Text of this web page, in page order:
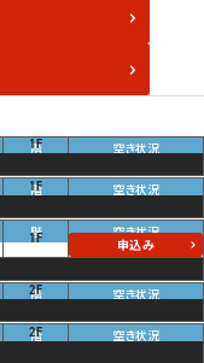
1F ご利用中
1F ご利用中
1F
空き
申込み
2F ご利用中
2F ご利用中